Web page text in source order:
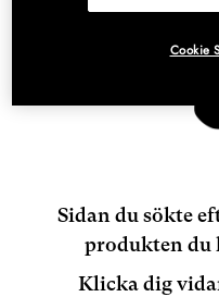
Sidan du sökte
produkten du
Klicka dig
Cookie